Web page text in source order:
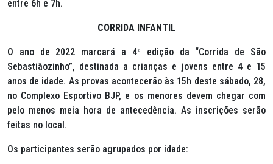
entre 6h e 7h.
CORRIDA INFANTIL
O ano de 2022 marcará a 4ª edição da “Corrida de São
Sebastiãozinho”, destinada a crianças e jovens entre 4 e 15
anos de idade. As provas acontecerão às 15h deste sábado, 28,
no Complexo Esportivo BJP, e os menores devem chegar com
pelo menos meia hora de antecedência. As inscrições serão
feitas no local.
Os participantes serão agrupados por idade: